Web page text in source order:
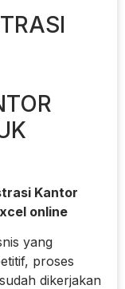
Kantor
online
yang
proses
dikerjakan